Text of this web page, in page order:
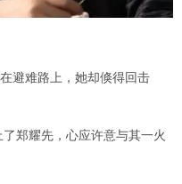
避难路上，她却倏得回击
郑耀先，心应许意与其一火